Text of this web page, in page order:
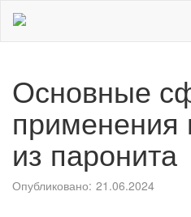
Основные
применения
из паронита
Опубликовано: 21.06.2024